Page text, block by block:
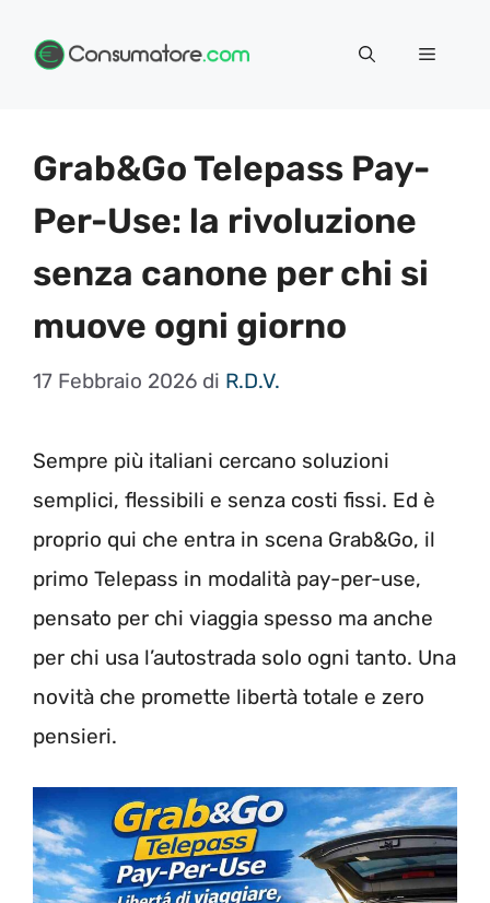
Menu
Grab&Go Telepass Pay-
Per-Use: la rivoluzione
senza canone per chi si
muove ogni giorno
17 Febbraio 2026 di R.D.V.
Sempre più italiani cercano soluzioni
semplici, flessibili e senza costi fissi. Ed è
proprio qui che entra in scena Grab&Go, il
primo Telepass in modalità pay-per-use,
pensato per chi viaggia spesso ma anche
per chi usa l’autostrada solo ogni tanto. Una
novità che promette libertà totale e zero
pensieri.